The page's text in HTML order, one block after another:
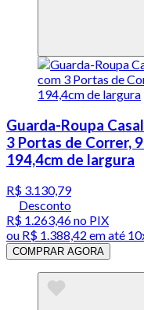
Guarda-Roupa
3 Portas de Correr,
194,4cm de largura
R$ 3.130,79
Desconto
R$ 1.263,46no PIX
ou R$ 1.388,42 em até
COMPRAR AGORA